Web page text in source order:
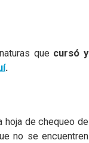
que cursó y
.
hoja de chequeo de
no se encuentren